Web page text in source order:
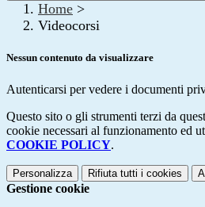
Home >
Videocorsi
Nessun contenuto da visualizzare
Autenticarsi per vedere i documenti
Questo sito o gli strumenti terzi da
cookie necessari al funzionamento ed
COOKIE POLICY.
Personalizza Rifiuta tutti i cookies
Gestione cookie